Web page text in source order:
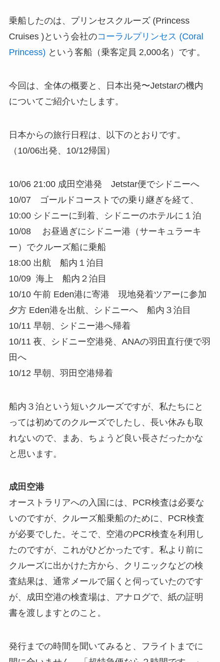
乗船したのは、プリンセスクルーズ (Princess
Cruises )という会社のコーラルプリンセス (Coral
Princess) という客船（乗客定員 2,000名）です。
今回は、全体の概要と、日本出発〜Jetstarの機内
についてご紹介いたします。
日本からの旅行日程は、以下のとおりです。
（10/06出発、10/12帰国）
10/06 21:00 成田空港発 Jetstar便でシドニーへ
10/07 ゴールドコーストでの乗り継ぎを経て、
10:00 シドニーに到着、シドニーのホテルに１泊
10/08 お昼過ぎにシドニー港（サーキュラーキ
ー）でクルーズ船に乗船
18:00 出航 船内１泊目
10/09 海上 船内２泊目
10/10 午前 Eden港に寄港 現地発着ツアーに参加
夕方 Eden港を出航、シドニーへ 船内３泊目
10/11 早朝、シドニー港へ帰着
10/11 夜、シドニー空港発、ANAの羽田直行便で羽
田へ
10/12 早朝、羽田空港帰着
船内３泊という短いクルーズですが、私たちにと
っては初めてのクルーズでしたし、長い休みも取
れないので、まあ、ちょうど良い長さだったかな
と思います。
成田空港
オーストラリアへの入国には、PCR検査は必要な
いのですが、クルーズ船乗船のために、PCR検査
が必要でした。そこで、空港のPCR検査を利用し
たのですが、これがひどかったです。私より前に
クルーズに出かけた方から、クリニックなどの検
査結果は、通常メールで届くと伺っていたのです
が、成田空港の検査場は、アナログで、紙の証明
書を渡しますとのこと。
発行までの時間を聞いてみると、フライトまでに